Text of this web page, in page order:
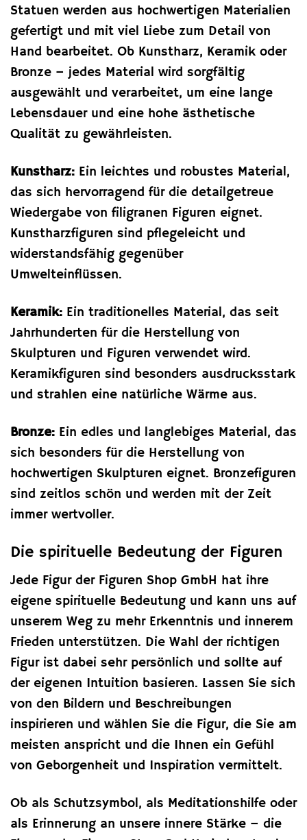
Statuen werden aus hochwertigen Materialien
gefertigt und mit viel Liebe zum Detail von
Hand bearbeitet. Ob Kunstharz, Keramik oder
Bronze – jedes Material wird sorgfältig
ausgewählt und verarbeitet, um eine lange
Lebensdauer und eine hohe ästhetische
Qualität zu gewährleisten.
Kunstharz: Ein leichtes und robustes Material,
das sich hervorragend für die detailgetreue
Wiedergabe von filigranen Figuren eignet.
Kunstharzfiguren sind pflegeleicht und
widerstandsfähig gegenüber
Umwelteinflüssen.
Keramik: Ein traditionelles Material, das seit
Jahrhunderten für die Herstellung von
Skulpturen und Figuren verwendet wird.
Keramikfiguren sind besonders ausdrucksstark
und strahlen eine natürliche Wärme aus.
Bronze: Ein edles und langlebiges Material, das
sich besonders für die Herstellung von
hochwertigen Skulpturen eignet. Bronzefiguren
sind zeitlos schön und werden mit der Zeit
immer wertvoller.
Die spirituelle Bedeutung der Figuren
Jede Figur der Figuren Shop GmbH hat ihre
eigene spirituelle Bedeutung und kann uns auf
unserem Weg zu mehr Erkenntnis und innerem
Frieden unterstützen. Die Wahl der richtigen
Figur ist dabei sehr persönlich und sollte auf
der eigenen Intuition basieren. Lassen Sie sich
von den Bildern und Beschreibungen
inspirieren und wählen Sie die Figur, die Sie am
meisten anspricht und die Ihnen ein Gefühl
von Geborgenheit und Inspiration vermittelt.
Ob als Schutzsymbol, als Meditationshilfe oder
als Erinnerung an unsere innere Stärke – die